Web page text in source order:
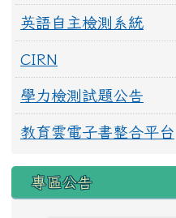
英語自主檢測系統
CIRN
學力檢測試題公告
教育雲電子書整合平台
專區公告